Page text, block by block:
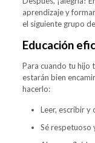
aprendizaje y
el siguiente grupo
Educación
Para cuando tu hijo
estarán bien
hacerlo:
Leer, escribir y
Sé respetuoso